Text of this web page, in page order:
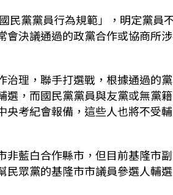
民黨黨員行為規範」，明定黨員
會決議通過的政黨合作或協商所
治理，聯手打選戰，根據通過的
選，而國民黨黨員與友黨或無黨
央考紀會報備，這些人也將不受
非藍白合作縣市，但目前基隆市
民眾黨的基隆市市議員參選人輔